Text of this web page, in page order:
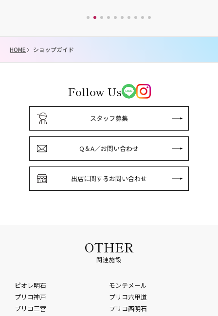
HOME ショップガイド
Follow Us
スタッフ募集
Q＆A／お問い合わせ
出店に関するお問い合わせ
OTHER
関連施設
ピオレ明石
モンテメール
プリコ神戸
プリコ六甲道
プリコ三宮
プリコ西明石